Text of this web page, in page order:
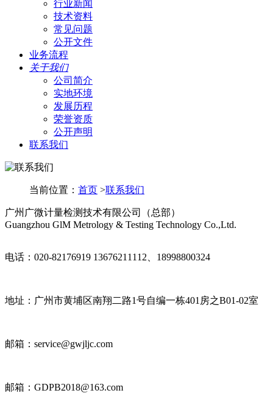
行业新闻
技术资料
常见问题
公开文件
业务流程
关于我们
公司简介
实地环境
发展历程
荣誉资质
公开声明
联系我们
当前位置： 首页 >联系我们
广州广微计量检测技术有限公司（总部）
Guangzhou GlM Metrology & Testing Technology Co.,Ltd.
电话：020-82176919 13676211112、18998800324
地址：广州市黄埔区南翔二路1号自编一栋401房之B01-02室
邮箱：service@gwjljc.com
邮箱：GDPB2018@163.com